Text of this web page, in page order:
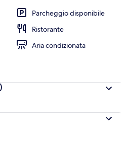
Parcheggio disponibile
Ristorante
Aria condizionata